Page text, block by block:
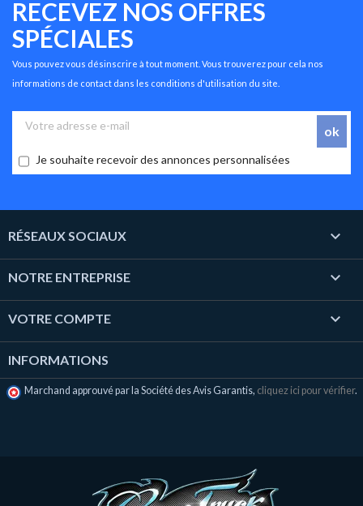
RECEVEZ NOS OFFRES
SPÉCIALES
Vous pouvez vous désinscrire à tout moment. Vous trouverez pour cela nos
informations de contact dans les conditions d'utilisation du site.
Je souhaite recevoir des annonces personnalisées
RÉSEAUX SOCIAUX 
NOTRE ENTREPRISE 
VOTRE COMPTE 
INFORMATIONS
Marchand approuvé par la Société des Avis Garantis, cliquez ici pour vérifier.